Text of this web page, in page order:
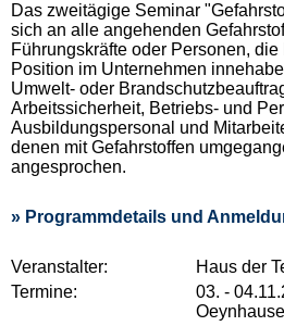
Das zweitägige Seminar
sich an alle angehenden
Führungskräfte oder Personen,
Position im Unternehmen
Umwelt- oder
Arbeitssicherheit, Betriebs- und
Ausbildungspersonal und
denen mit Gefahrstoffen
angesprochen.
» Programmdetails und
Veranstalter:
Haus der
Termine:
03. -